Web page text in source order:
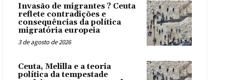
Invasão de migrantes ? Ceuta
reflete contradições e
consequências da política
migratória europeia
3 de agosto de 2026
Ceuta, Melilla e a teoria
política da tempestade